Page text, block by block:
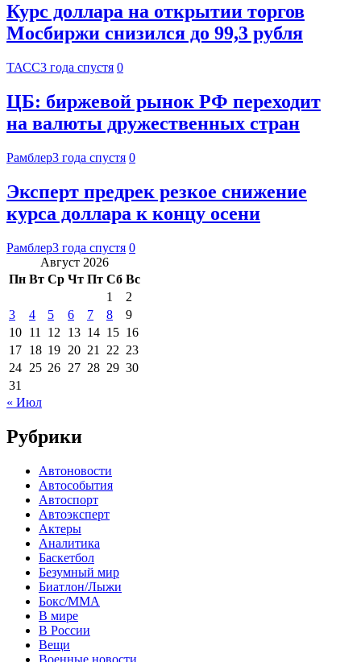
Курс доллара на открытии торгов
Мосбиржи снизился до 99,3 рубля
ТАСС3 года спустя 0
ЦБ: биржевой рынок РФ переходит
на валюты дружественных стран
Рамблер3 года спустя 0
Эксперт предрек резкое снижение
курса доллара к концу осени
Рамблер3 года спустя 0
Август 2026
Пн Вт Ср Чт Пт Сб Вс
1
2
3
4 5 6 7 8
9
10 11 12 13 14 15 16
17 18 19 20 21 22 23
24 25 26 27 28 29 30
31
« Июл
Рубрики
Автоновости
Автособытия
Автоспорт
Автоэксперт
Актеры
Аналитика
Баскетбол
Безумный мир
Биатлон/Лыжи
Бокс/MMA
В мире
В России
Вещи
Военные новости